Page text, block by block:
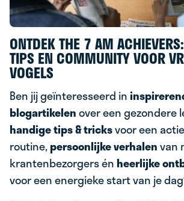
ONTDEK THE 7 AM
TIPS EN COMMUNITY VOOR
VOGELS
Ben jij geïnteresseerd in
blogartikelenover een gezondere
handige tips & tricksvoor een
routine,persoonlijke verhalenvan
krantenbezorgers énheerlijke
voor een energieke start van je